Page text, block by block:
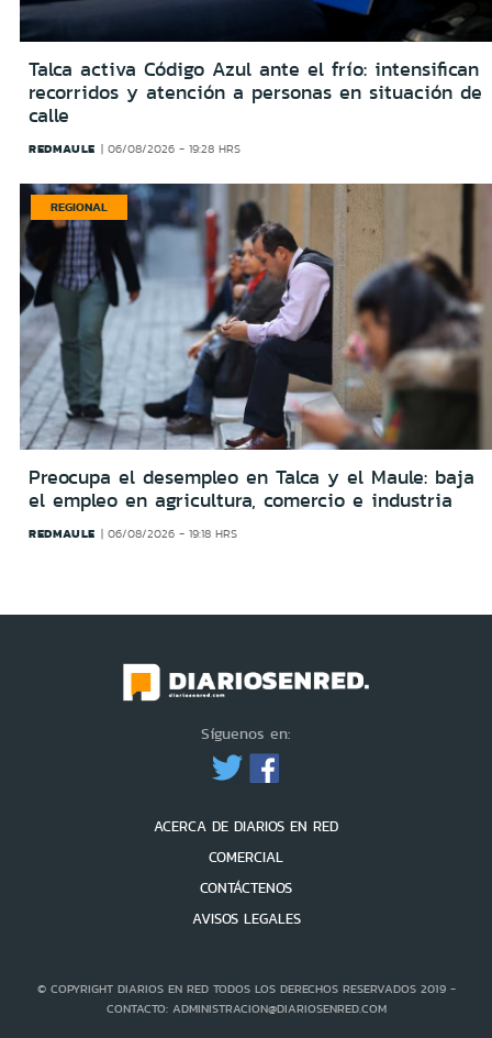
Talca activa Código Azul ante el frío: intensifican
recorridos y atención a personas en situación de
calle
REDMAULE 06/08/2026 - 19:28 HRS
REGIONAL
Preocupa el desempleo en Talca y el Maule: baja
el empleo en agricultura, comercio e industria
REDMAULE 06/08/2026 - 19:18 HRS
Síguenos en:
ACERCA DE DIARIOS EN RED
COMERCIAL
CONTÁCTENOS
AVISOS LEGALES
© COPYRIGHT DIARIOS EN RED TODOS LOS DERECHOS RESERVADOS 2019 -
CONTACTO: ADMINISTRACION@DIARIOSENRED.COM